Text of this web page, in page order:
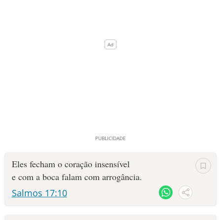
Eles fecham o coração insensível
e com a boca falam com arrogância.
Salmos 17:10